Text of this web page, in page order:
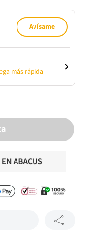
Avísame
más rápida